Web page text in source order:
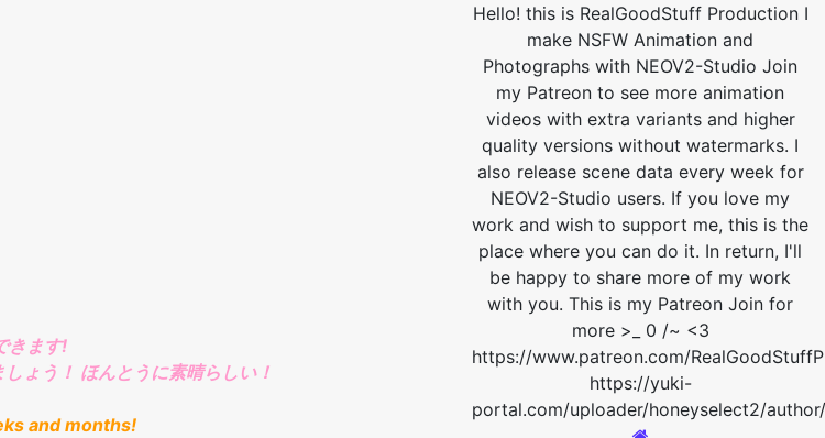
きます!
ょう！ ほんとうに素晴らしい！
and months!
Hello! this is RealGoodStuff Production I
make NSFW Animation and
Photographs with NEOV2-Studio Join
my Patreon to see more animation
videos with extra variants and higher
quality versions without watermarks. I
also release scene data every week for
NEOV2-Studio users. If you love my
work and wish to support me, this is the
place where you can do it. In return, I'll
be happy to share more of my work
with you. This is my Patreon Join for
more >_ 0 /~ <3
https://www.patreon.com/
https://yuki-
portal.com/uploader/honeyselect2/